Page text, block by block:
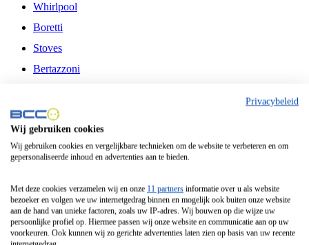
Whirlpool
Boretti
Stoves
Bertazzoni
Fitelli
Airfryer
Frituurpan
Contactgrill
Broodbakmachine
Broodrooster
Privacybeleid
Wij gebruiken cookies
Wij gebruiken cookies en vergelijkbare technieken om de website te verbeteren en om
gepersonaliseerde inhoud en advertenties aan te bieden.
Met deze cookies verzamelen wij en onze 11 partners informatie over u als website
bezoeker en volgen we uw internetgedrag binnen en mogelijk ook buiten onze website
aan de hand van unieke factoren, zoals uw IP-adres. Wij bouwen op die wijze uw
persoonlijke profiel op. Hiermee passen wij onze website en communicatie aan op uw
voorkeuren. Ook kunnen wij zo gerichte advertenties laten zien op basis van uw recente